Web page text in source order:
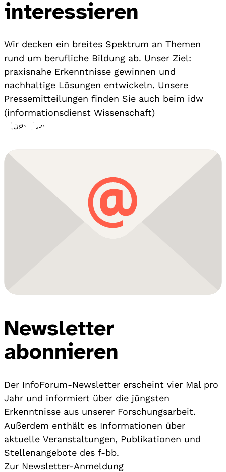
interessieren
Wir decken ein breites Spektrum an Themen
rund um berufliche Bildung ab. Unser Ziel:
praxisnahe Erkenntnisse gewinnen und
nachhaltige Lösungen entwickeln. Unsere
Pressemitteilungen finden Sie auch beim idw
(informationsdienst Wissenschaft)
Blog› idw›
Newsletter
abonnieren
Der InfoForum-Newsletter erscheint vier Mal pro
Jahr und informiert über die jüngsten
Erkenntnisse aus unserer Forschungsarbeit.
Außerdem enthält es Informationen über
aktuelle Veranstaltungen, Publikationen und
Stellenangebote des f-bb.
Zur Newsletter-Anmeldung